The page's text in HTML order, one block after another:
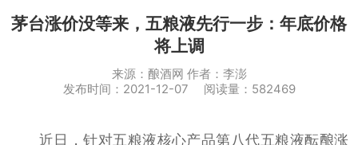
茅台涨价没等来，五粮液先行一步：年底价格
将上调
来源：酿酒网 作者：李澎
发布时间：2021-12-07 阅读量：582469
近日，针对五粮液核心产品第八代五粮液酝酿涨